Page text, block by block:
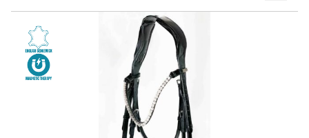
vare
har
flere
varianter.
Mulighederne